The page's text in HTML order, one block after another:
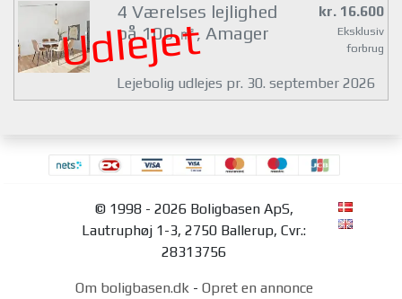
Udlejet
4 Værelses lejlighed
på 100 ㎡, Amager
kr. 16.600
Eksklusiv
forbrug
Lejebolig udlejes pr. 30. september 2026
© 1998 - 2026 Boligbasen ApS,
Lautruphøj 1-3, 2750 Ballerup, Cvr.:
28313756
Om boligbasen.dk - Opret en annonce